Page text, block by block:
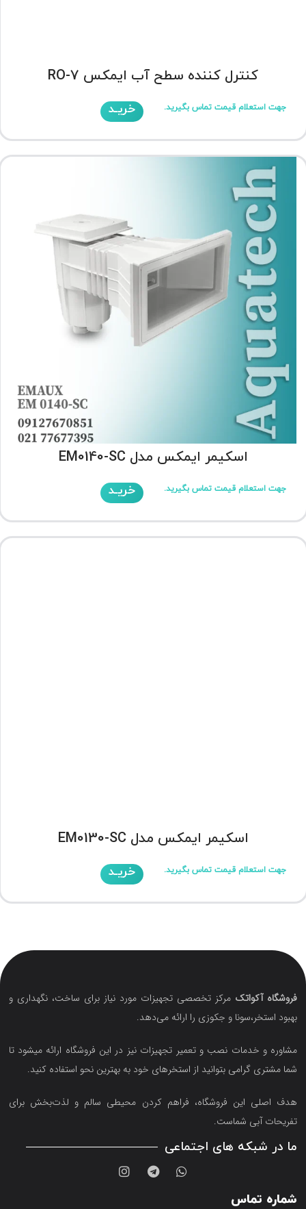
کنترل کننده سطح آب ایمکس RO-7
جهت استعلام قیمت تماس بگیرید. خریـد
اسکیمر ایمکس مدل EM0140-SC
جهت استعلام قیمت تماس بگیرید. خریـد
اسکیمر ایمکس مدل EM0130-SC
جهت استعلام قیمت تماس بگیرید. خریـد
فروشگاه آکواتک مرکز تخصصی تجهیزات مورد نیاز برای ساخت، نگهداری و
بهبود استخر،سونا و جکوزی را ارائه می‌دهد.
مشاوره و خدمات نصب و تعمیر تجهیزات نیز در این فروشگاه ارائه میشود تا
شما مشتری گرامی بتوانید از استخرهای خود به بهترین نحو استفاده کنید.
هدف اصلی این فروشگاه‌، فراهم کردن محیطی سالم و لذت‌بخش برای
تفریحات آبی شماست.
ما در شبکه های اجتماعی
شماره تماس